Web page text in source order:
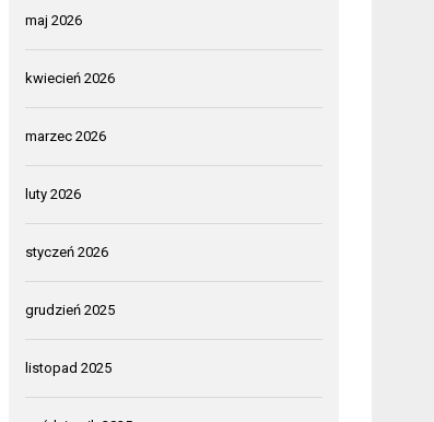
maj 2026
kwiecień 2026
marzec 2026
luty 2026
styczeń 2026
grudzień 2025
listopad 2025